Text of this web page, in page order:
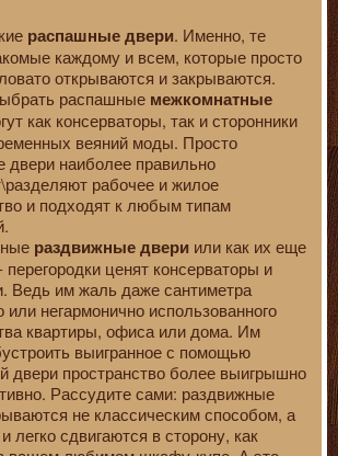
распашные двери. Именно, те
каждому и всем, которые просто
открываются и закрываются.
распашные межкомнатные
как консерваторы, так и сторонники
веяний моды. Просто
двери наиболее правильно
рабочее и жилое
и подходят к любым типам
раздвижные двери или как их еще
ценят консерваторы и
Ведь им жаль даже сантиметра
или негармонично использованного
квартиры, офиса или дома. Им
выигранное с помощью
двери пространство более выигрышно
Рассудите сами: раздвижные
не классическим способом, а
легко сдвигаются в сторону, как